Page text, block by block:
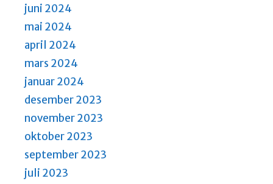
juni 2024
mai 2024
april 2024
mars 2024
januar 2024
desember 2023
november 2023
oktober 2023
september 2023
juli 2023